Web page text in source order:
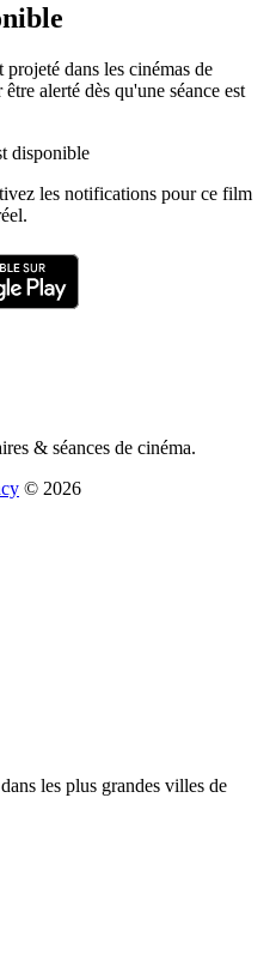
dans les cinémas de
alerté dès qu'une séance est
disponible
les notifications pour ce film
& séances de cinéma.
© 2026
les plus grandes villes de